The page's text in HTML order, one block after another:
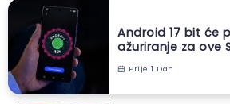
Android 17 bit će
ažuriranje za ove
Prije 1 Dan